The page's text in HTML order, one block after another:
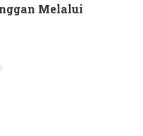
Melalui